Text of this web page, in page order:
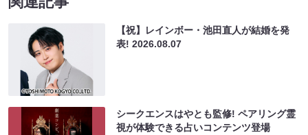
【祝】レインボー・池田直人が結婚を発
表!2026.08.07
シークエンスはやとも監修! ペアリング霊
視が体験できる占いコンテンツ登場